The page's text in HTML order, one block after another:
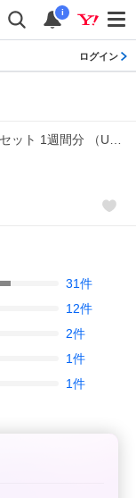
i
ログイン
31件
12件
2件
1件
1件